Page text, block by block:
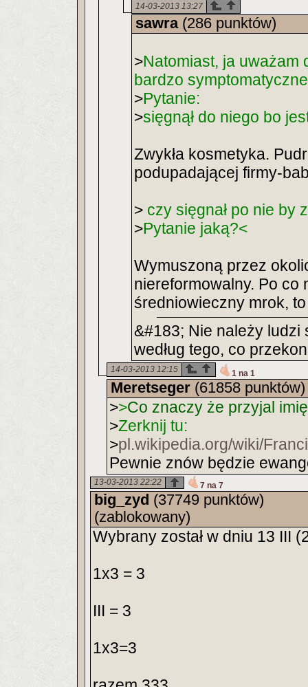
14-03-2013 13:27
sawra(286 punktów)
>Natomiast, ja uważam
bardzo
>Pytanie:
>sięgnął do niego bo
Zwykła kosmetyka.
podupadającej firmy-
> czy sięgnał po nie by
>Pytanie jaką?<
Wymuszoną przez
niereformowalny. Po co
średniowieczny mrok,
&#183; Nie należy ludzi
według tego, co
14-03-2013 12:15 1 na 1
Meretseger (61858 punktów)
>>Co znaczy że przyjal
>Zerknij tu:
>pl.wikipedia.org/wiki/
Pewnie znów będzie
13-03-2013 22:22 7 na 7
big_zyd (37749 punktów)
(zablokowany)
Wybrany został w dniu 13 III
1x3 = 3
III = 3
1x3=3